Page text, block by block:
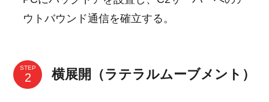
ウトバウンド通信を確立する。
STEP 横展開（ラテラルムーブメント）